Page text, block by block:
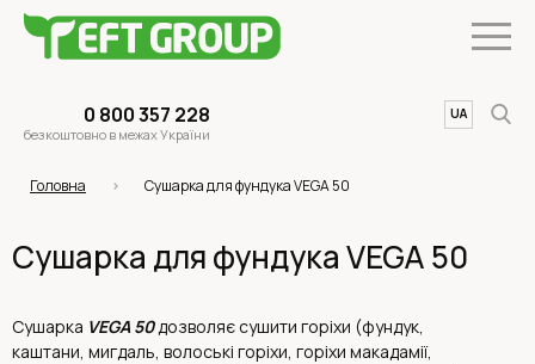
0 800 357 228
безкоштовно в межах України
UA
EN
Головна Сушарка для фундука VEGA 50
Сушарка для фундука VEGA 50
Сушарка VEGA 50дозволяє сушити горіхи (фундук,
каштани, мигдаль, волоські горіхи, горіхи макадамії,